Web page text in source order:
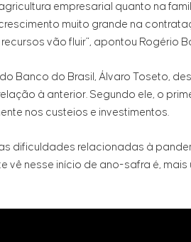
empresarial quanto na
muito grande na
vão fluir”, apontou Rogério
Banco do Brasil, Álvaro Toseto,
à anterior. Segundo ele, o
nos custeios e investimentos.
dificuldades relacionadas à
vê nesse início de ano-safra é,